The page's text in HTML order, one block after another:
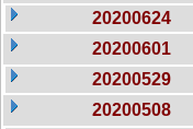
20200624
20200601
20200529
20200508